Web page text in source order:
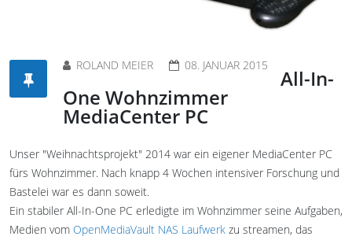
ROLAND MEIER 08. JANUAR 2015
All-In-
One Wohnzimmer
MediaCenter PC
Unser "Weihnachtsprojekt" 2014 war ein eigener MediaCenter PC
fürs Wohnzimmer. Nach knapp 4 Wochen intensiver Forschung und
Bastelei war es dann soweit.
Ein stabiler All-In-One PC erledigte im Wohnzimmer seine Aufgaben,
Medien vom OpenMediaVault NAS Laufwerk zu streamen, das